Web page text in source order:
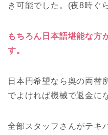
き可能でした。(夜8時ぐ
もちろん日本語堪能な方
す。
日本円希望なら奥の両替
でよければ機械で返金に
全部スタッフさんがテキ